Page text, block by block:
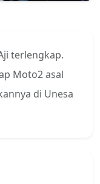
terlengkap.
Moto2 asal
di Unesa